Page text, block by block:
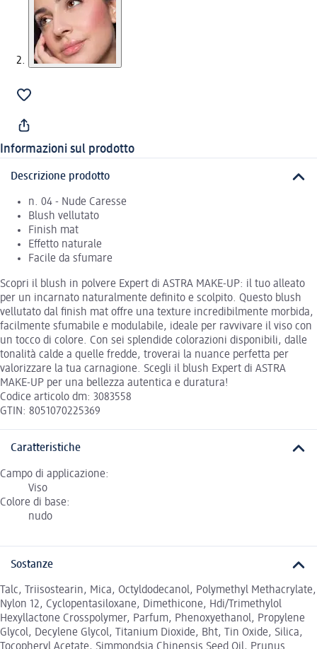
Informazioni sul prodotto
Descrizione prodotto
n. 04 - Nude Caresse
Blush vellutato
Finish mat
Effetto naturale
Facile da sfumare
Scopri il blush in polvere Expert di ASTRA MAKE-UP: il tuo alleato
per un incarnato naturalmente definito e scolpito. Questo blush
vellutato dal finish mat offre una texture incredibilmente morbida,
facilmente sfumabile e modulabile, ideale per ravvivare il viso con
un tocco di colore. Con sei splendide colorazioni disponibili, dalle
tonalità calde a quelle fredde, troverai la nuance perfetta per
valorizzare la tua carnagione. Scegli il blush Expert di ASTRA
MAKE-UP per una bellezza autentica e duratura!
Codice articolo dm: 3083558
GTIN: 8051070225369
Caratteristiche
Campo di applicazione:
Viso
Colore di base:
nudo
Sostanze
Talc, Triisostearin, Mica, Octyldodecanol, Polymethyl Methacrylate,
Nylon 12, Cyclopentasiloxane, Dimethicone, Hdi/Trimethylol
Hexyllactone Crosspolymer, Parfum, Phenoxyethanol, Propylene
Glycol, Decylene Glycol, Titanium Dioxide, Bht, Tin Oxide, Silica,